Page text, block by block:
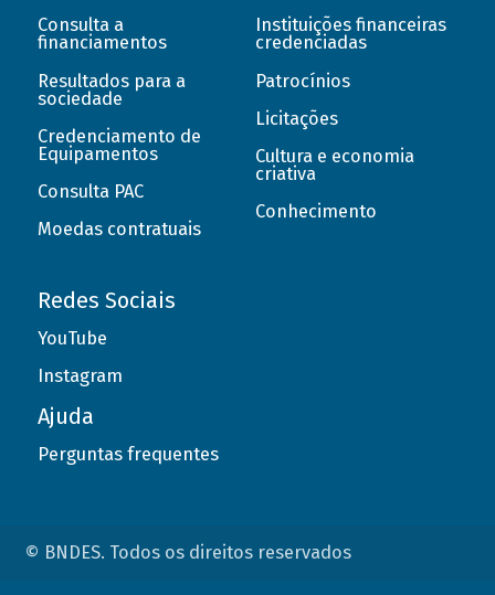
Consulta a
financiamentos
Resultados para a
sociedade
Credenciamento de
Equipamentos
Consulta PAC
Moedas contratuais
Instituições financeiras
credenciadas
Patrocínios
Licitações
Cultura e economia
criativa
Conhecimento
Redes Sociais
YouTube
Instagram
Ajuda
Perguntas frequentes
© BNDES. Todos os direitos reservados